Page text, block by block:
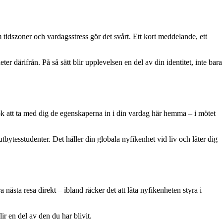
och vardagsstress gör det svårt. Ett kort meddelande, ett
därifrån. På så sätt blir upplevelsen en del av din identitet, inte bara
ta med dig de egenskaperna in i din vardag här hemma – i mötet
Det håller din globala nyfikenhet vid liv och låter dig
resa direkt – ibland räcker det att låta nyfikenheten styra i
en del av den du har blivit.